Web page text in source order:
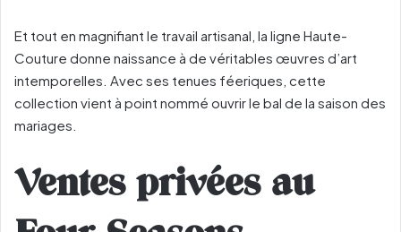
Et tout en magnifiant le travail artisanal, la ligne Haute-
Couture donne naissance à de véritables œuvres d’art
intemporelles. Avec ses tenues féeriques, cette
collection vient à point nommé ouvrir le bal de la saison des
mariages.
Ventes privées au